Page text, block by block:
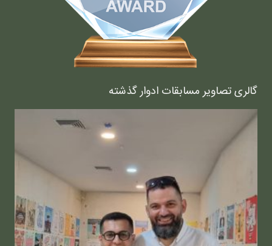
گالری تصاویر مسابقات ادوار گذشته